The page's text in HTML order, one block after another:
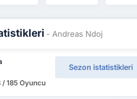
- Andreas Ndoj
/ 185 Oyuncu
Sezon istatistikleri